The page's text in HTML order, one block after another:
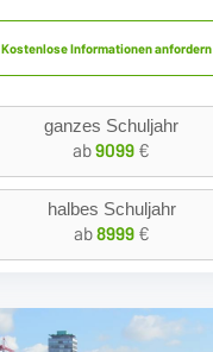
Kostenlose Informationen anfordern
ganzes Schuljahr
ab9099 €
halbes Schuljahr
ab8999€